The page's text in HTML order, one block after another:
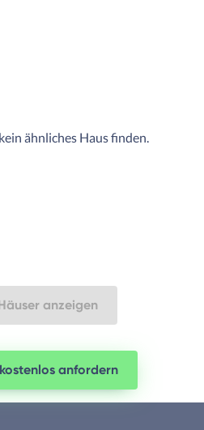
ähnliches Haus finden.
anzeigen
anfordern